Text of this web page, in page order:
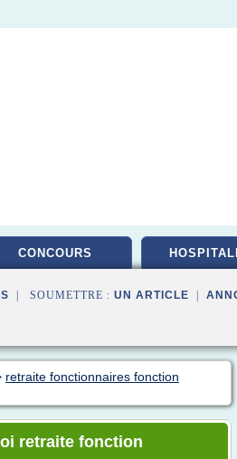
CONCOURS
| SOUMETTRE : UN ARTICLE
retraite fonctionnaires fonction
retraite fonction